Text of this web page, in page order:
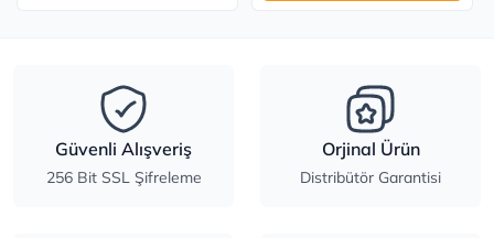
Güvenli Alışveriş
256 Bit SSL Şifreleme
Orjinal Ürün
Distribütör Garantisi